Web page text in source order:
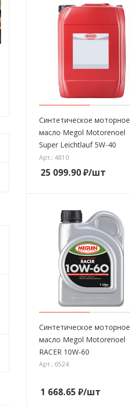
Синтетическое моторное
масло Megol Motorenoel
Super Leichtlauf 5W-40
Арт.: 4810
25 099.90₽/шт
Синтетическое моторное
масло Megol Motorenoel
RACER 10W-60
Арт.: 6524
1 668.65 ₽/шт